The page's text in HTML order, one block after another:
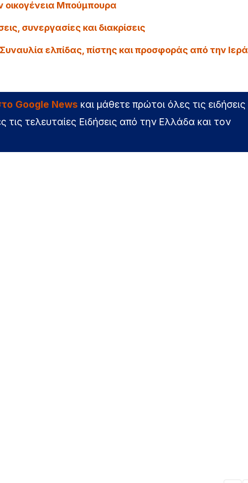
Μπούμπουρα
συνεργασίες και διακρίσεις
ελπίδας, πίστης και προσφοράς από την Ιερά
Google News και μάθετε πρώτοι όλες τις ειδήσεις
τις τελευταίες Ειδήσεις από την Ελλάδα και τον